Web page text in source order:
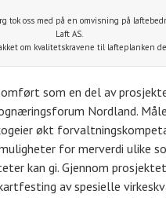
tok oss med på en omvisning på
Laft AS.
om kvalitetskravene til lafteplanken
som en del av
Nordland.
økt
for merverdi ulike
kan gi. Gjennom
av spesielle